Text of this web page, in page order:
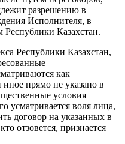
разрешению в
Исполнителя, в
Республики Казахстан.
Республики Казахстан,
как
прямо не указано в
условия
усматривается воля лица,
договор на указанных в
отзовется, признается